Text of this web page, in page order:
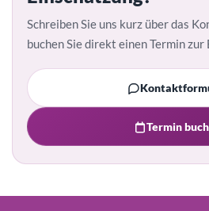
Schreiben Sie uns kurz über das
buchen Sie direkt einen Termin
Termin